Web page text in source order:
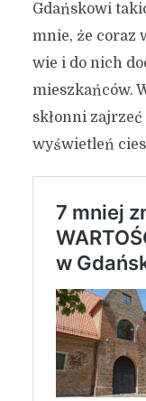
Gdańskowi
mnie, że coraz
wie i do nich
mieszkańców.
skłonni zajrzeć
wyświetleń